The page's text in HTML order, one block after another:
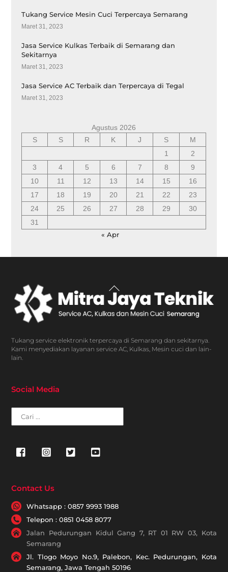
Tukang Service Mesin Cuci Terpercaya Semarang
Maret 31, 2023
Jasa Service Kulkas Terbaik di Semarang dan
Sekitarnya
Maret 31, 2023
Jasa Service AC Terbaik dan Terpercaya di Tegal
Maret 31, 2023
Agustus 2026
S
S R K J S
M
1
2
3
4 5 6 7 8
9
10
11 12 13 14 15
16
17
18 19 20 21 22
23
24
25 26 27 28 29
30
31
« Apr
Back
To
Top
Tukang service elektronik terpercaya di Semarang dan sekitarnya.
Kami menyediakan layanan service AC, Kulkas, Mesin cuci dan lain-
lain.
Social Media
Contact Us
Whatsapp : 0857 9993 1988
Telepon : 0851 0458 8077
Jalan Pedurungan Kidul Gang 7, RT 01 RW 03, Kota
Semarang
Jl. Tlogo Moyo No.9, Palebon, Kec. Pedurungan, Kota
Semarang, Jawa Tengah 50196